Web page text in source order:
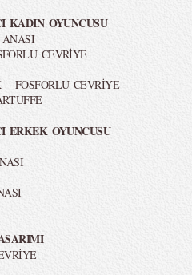
KADIN OYUNCUSU
CEVRİYE
FOSFORLU CEVRİYE
ERKEK OYUNCUSU